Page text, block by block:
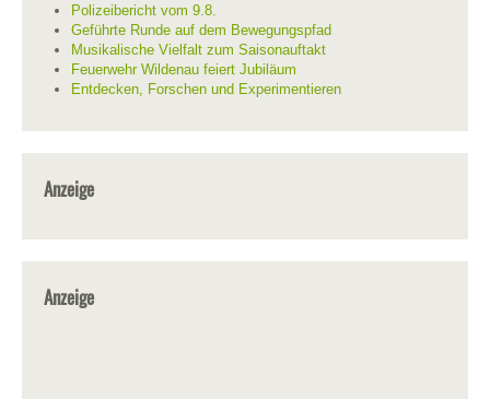
Polizeibericht vom 9.8.
Geführte Runde auf dem Bewegungspfad
Musikalische Vielfalt zum Saisonauftakt
Feuerwehr Wildenau feiert Jubiläum
Entdecken, Forschen und Experimentieren
Anzeige
Anzeige